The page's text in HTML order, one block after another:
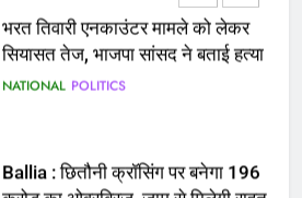
Ballia : छितौनी क्रॉसिंग पर बनेगा 196
करोड़ का ओवरब्रिज, जाम से मिलेगी राहत
Ballia : कटहल नाला सुंदरीकरण, बलिया